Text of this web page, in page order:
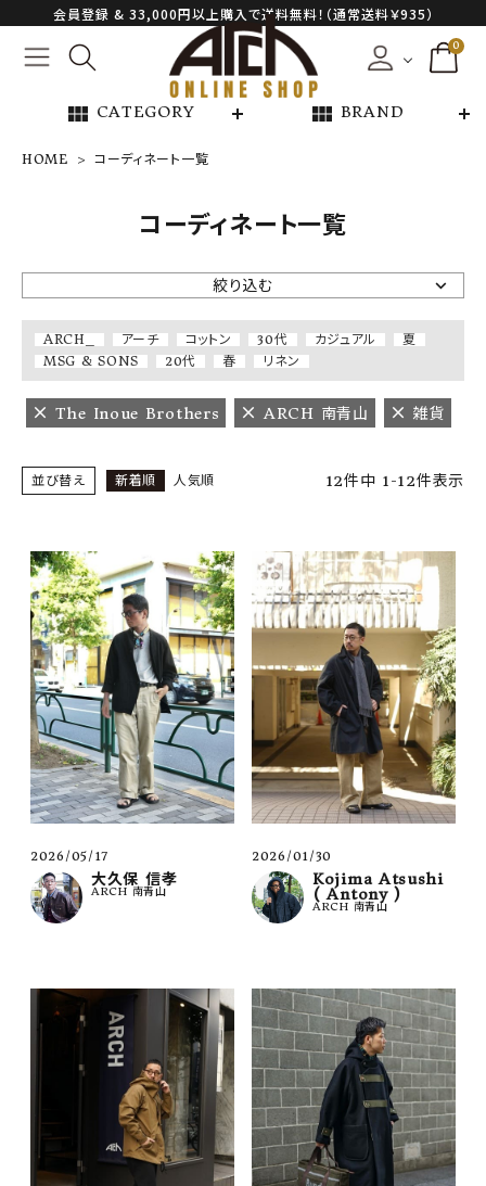
会員登録 & 33,000円以上購入で送料無料！（通常送料￥935）
0
view_module CATEGORY view_module BRAND
NEW ARRIVAL
ARCH EXCLUSIVE
BRAND
CATEGORY
SHOP
INFORMATION
ご利用ガイド
プライバシーポリシー
特定商取引法について
お問い合わせ
OFFICIAL WEB SITE
ACCOUNT MENU
meeting_room ログイン 会員登録
HOME コーディネート一覧
コーディネート一覧
絞り込む
ARCH_ アーチ コットン 30代 カジュアル
夏
MSG & SONS
20代 春 リネン
The Inoue Brothers ARCH 南青山 雑貨
並び替え 新着順 人気順 12件中 1-12件表示
2026/05/17
大久保 信孝
ARCH 南青山
2026/01/30
Kojima Atsushi
( Antony )
ARCH 南青山